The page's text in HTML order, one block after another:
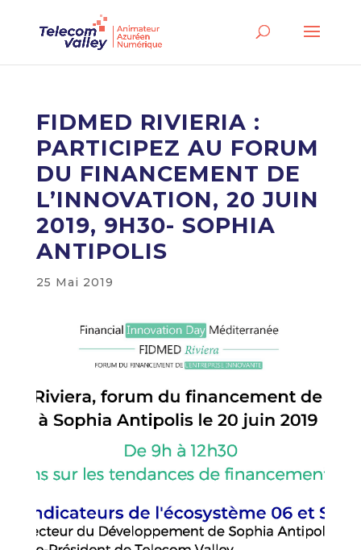
FIDMED RIVIERIA :
PARTICIPEZ AU FORUM
DU FINANCEMENT DE
L’INNOVATION, 20 JUIN
2019, 9H30- SOPHIA
ANTIPOLIS
25 Mai 2019